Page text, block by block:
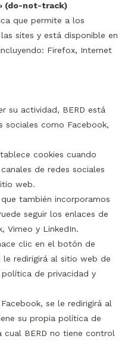
(do-not-track)
que permite a los
sites y está disponible en
Firefox, Internet
su actividad, BERD está
sociales como Facebook,
cookies cuando
de redes sociales
web.
también incorporamos
seguir los enlaces de
Vimeo y LinkedIn.
clic en el botón de
le redirigirá al sitio web de
de privacidad y
se le redirigirá al
su propia política de
cual BERD no tiene control